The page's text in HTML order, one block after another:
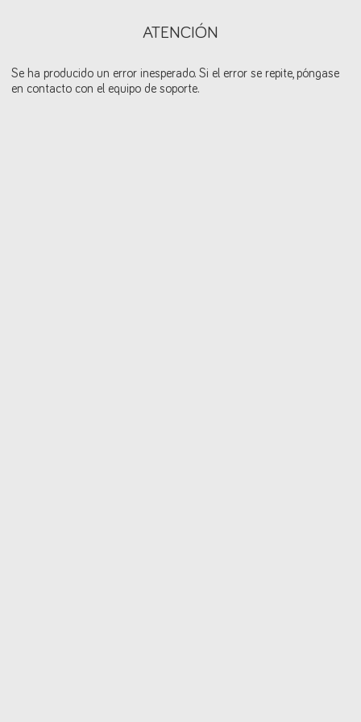
ATENCIÓN
Se ha producido un error inesperado. Si el error se repite, póngase
en contacto con el equipo de soporte.